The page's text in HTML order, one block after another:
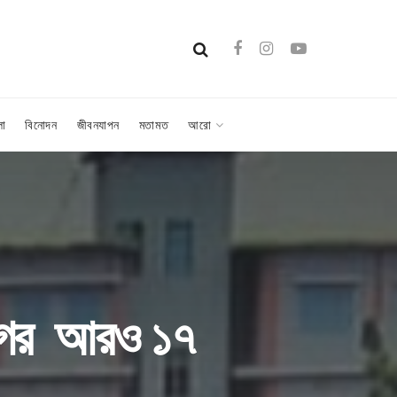
বিনোদন জীবনযাপন মতামত আরো
আরও ১৭